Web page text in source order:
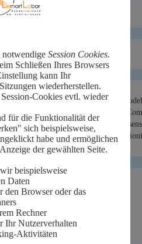
mathematische Modellierung
(Computational and Mathematical
mathematischer Modellierung und
aus Alltag, Industrie und
Fragen wie zum Beispiel "Wie
mathematische Modellierung
Aachen